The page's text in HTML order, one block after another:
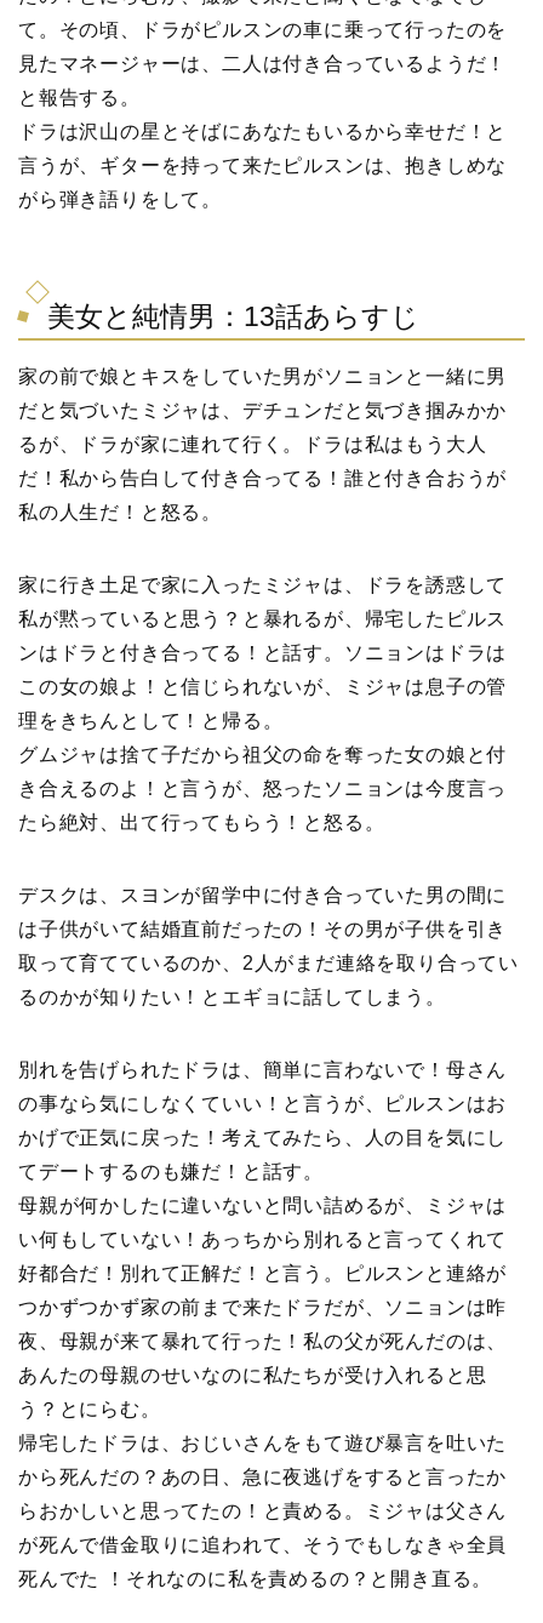
て。その頃、ドラがピルスンの車に乗って行ったのを
見たマネージャーは、二人は付き合っているようだ！
と報告する。
ドラは沢山の星とそばにあなたもいるから幸せだ！と
言うが、ギターを持って来たピルスンは、抱きしめな
がら弾き語りをして。
美女と純情男：13話あらすじ
家の前で娘とキスをしていた男がソニョンと一緒に男
だと気づいたミジャは、デチュンだと気づき掴みかか
るが、ドラが家に連れて行く。ドラは私はもう大人
だ！私から告白して付き合ってる！誰と付き合おうが
私の人生だ！と怒る。
家に行き土足で家に入ったミジャは、ドラを誘惑して
私が黙っていると思う？と暴れるが、帰宅したピルス
ンはドラと付き合ってる！と話す。ソニョンはドラは
この女の娘よ！と信じられないが、ミジャは息子の管
理をきちんとして！と帰る。
グムジャは捨て子だから祖父の命を奪った女の娘と付
き合えるのよ！と言うが、怒ったソニョンは今度言っ
たら絶対、出て行ってもらう！と怒る。
デスクは、スヨンが留学中に付き合っていた男の間に
は子供がいて結婚直前だったの！その男が子供を引き
取って育てているのか、2人がまだ連絡を取り合ってい
るのかが知りたい！とエギョに話してしまう。
別れを告げられたドラは、簡単に言わないで！母さん
の事なら気にしなくていい！と言うが、ピルスンはお
かげで正気に戻った！考えてみたら、人の目を気にし
てデートするのも嫌だ！と話す。
母親が何かしたに違いないと問い詰めるが、ミジャは
い何もしていない！あっちから別れると言ってくれて
好都合だ！別れて正解だ！と言う。ピルスンと連絡が
つかずつかず家の前まで来たドラだが、ソニョンは昨
夜、母親が来て暴れて行った！私の父が死んだのは、
あんたの母親のせいなのに私たちが受け入れると思
う？とにらむ。
帰宅したドラは、おじいさんをもて遊び暴言を吐いた
から死んだの？あの日、急に夜逃げをすると言ったか
らおかしいと思ってたの！と責める。ミジャは父さん
が死んで借金取りに追われて、そうでもしなきゃ全員
死んでた ！それなのに私を責めるの？と開き直る。